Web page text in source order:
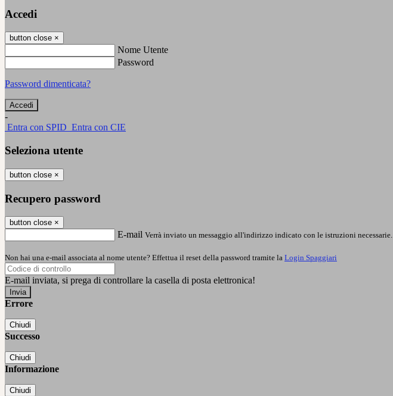
Accedi
button close ×
Nome Utente
Password
Password dimenticata?
-
Entra con SPID Entra con CIE
Seleziona utente
button close ×
Recupero password
button close ×
E-mail Verrà inviato un messaggio all'indirizzo indicato con le istruzioni necessarie.
Non hai una e-mail associata al nome utente? Effettua il reset della password tramite la Login Spaggiari
E-mail inviata, si prega di controllare la casella di posta elettronica!
Errore
Chiudi
Successo
Chiudi
Informazione
Chiudi